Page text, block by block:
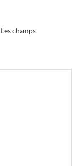
Les champs